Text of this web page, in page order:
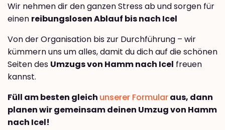
Wir nehmen dir den ganzen Stress ab und sorgen für
einen reibungslosen Ablauf bis nach Icel
Von der Organisation bis zur Durchführung – wir
kümmern uns um alles, damit du dich auf die schönen
Seiten des Umzugs von Hamm nach Icel freuen
kannst.
Füll am besten gleich unserer Formularaus, dann
planen wir gemeinsam deinen Umzug von Hamm
nach Icel!